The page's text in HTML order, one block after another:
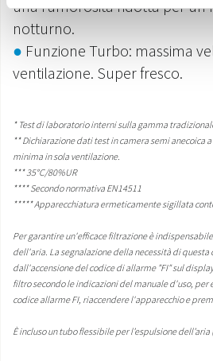
una rumorosità ridotta per un
notturno.
● Funzione Turbo: massima
ventilazione. Super fresco.
* Test di laboratorio interni sulla gamma
** Dichiarazione dati test in camera semi anecoica
minima in sola ventilazione.
*** 35°C/80%UR
**** Secondo normativa EN14511
***** Apparecchiatura ermeticamente sigillata
Per garantire un'efficace filtrazione è
dell'aria. La segnalazione della necessità di questa
dall'accensione del codice di allarme "FI" sul
filtro secondo le indicazioni del manuale d'uso,
codice allarme FI, riaccendere l'apparecchio e
È incluso un tubo flessibile per l’espulsione